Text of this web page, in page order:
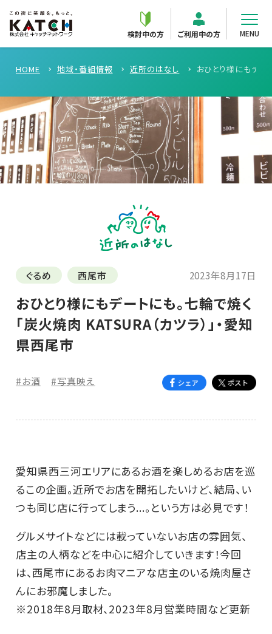
検討中の方 ご利用中の方 MENU
HOME 地域・番組情報 近所のはなし おひとり様にもデー
ぐるめ 西尾市 2023年8月17日
おひとり様にもデートにも。七輪で焼く
「炭火焼肉 KATSURA（カツラ）」・愛知
県西尾市
#お酒 #写真映え
愛知県西三河エリアにあるお酒を楽しめるお店を巡
るこの企画。近所でお店を開拓したいけど、結局、い
つも同じ店に行ってしまう...。という方は必見です！
グルメサイトなどには載っていないお店の雰囲気、
店主の人柄などを中心に紹介していきます！今回
は、西尾市にあるお肉マニアな店主のいる焼肉屋さ
んにお邪魔しました。
※2018年8月取材、2023年8月営業時間など更新